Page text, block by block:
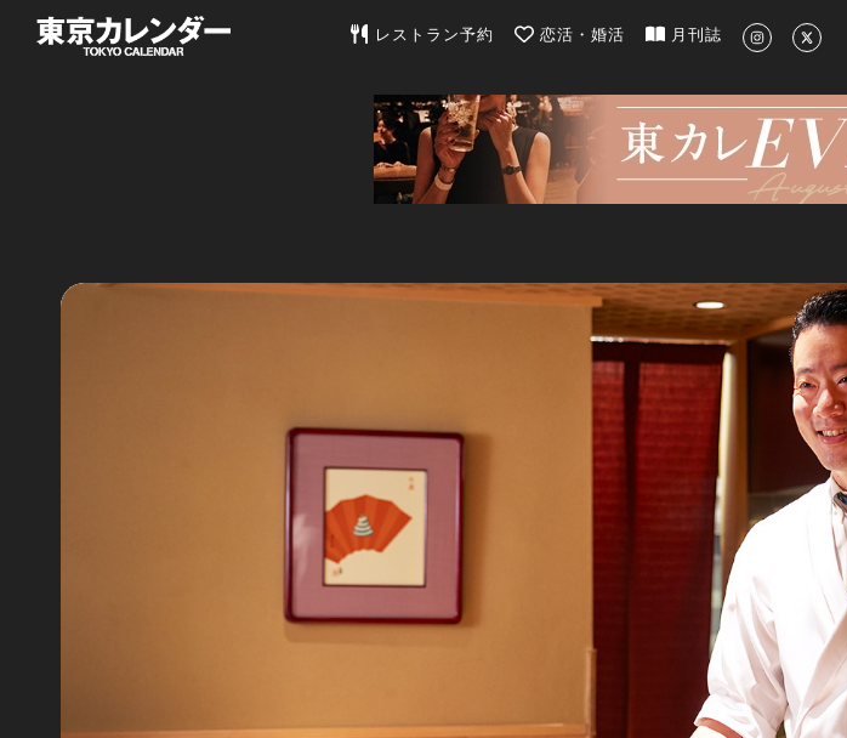
東京カレンダー | 最新のグルメ、洗練されたライフスタイル
レストラン予約 恋活・婚活 月刊誌